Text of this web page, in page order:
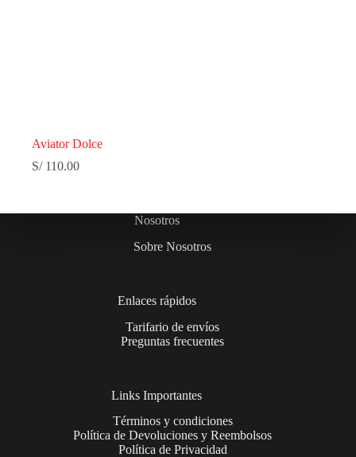
Aviator Dolce
S/110.00
Nosotros
Sobre Nosotros
Enlaces rápidos
Tarifario de envíos
Preguntas frecuentes
Links Importantes
Términos y condiciones
Política de Devoluciones y Reembolsos
Política de Privacidad